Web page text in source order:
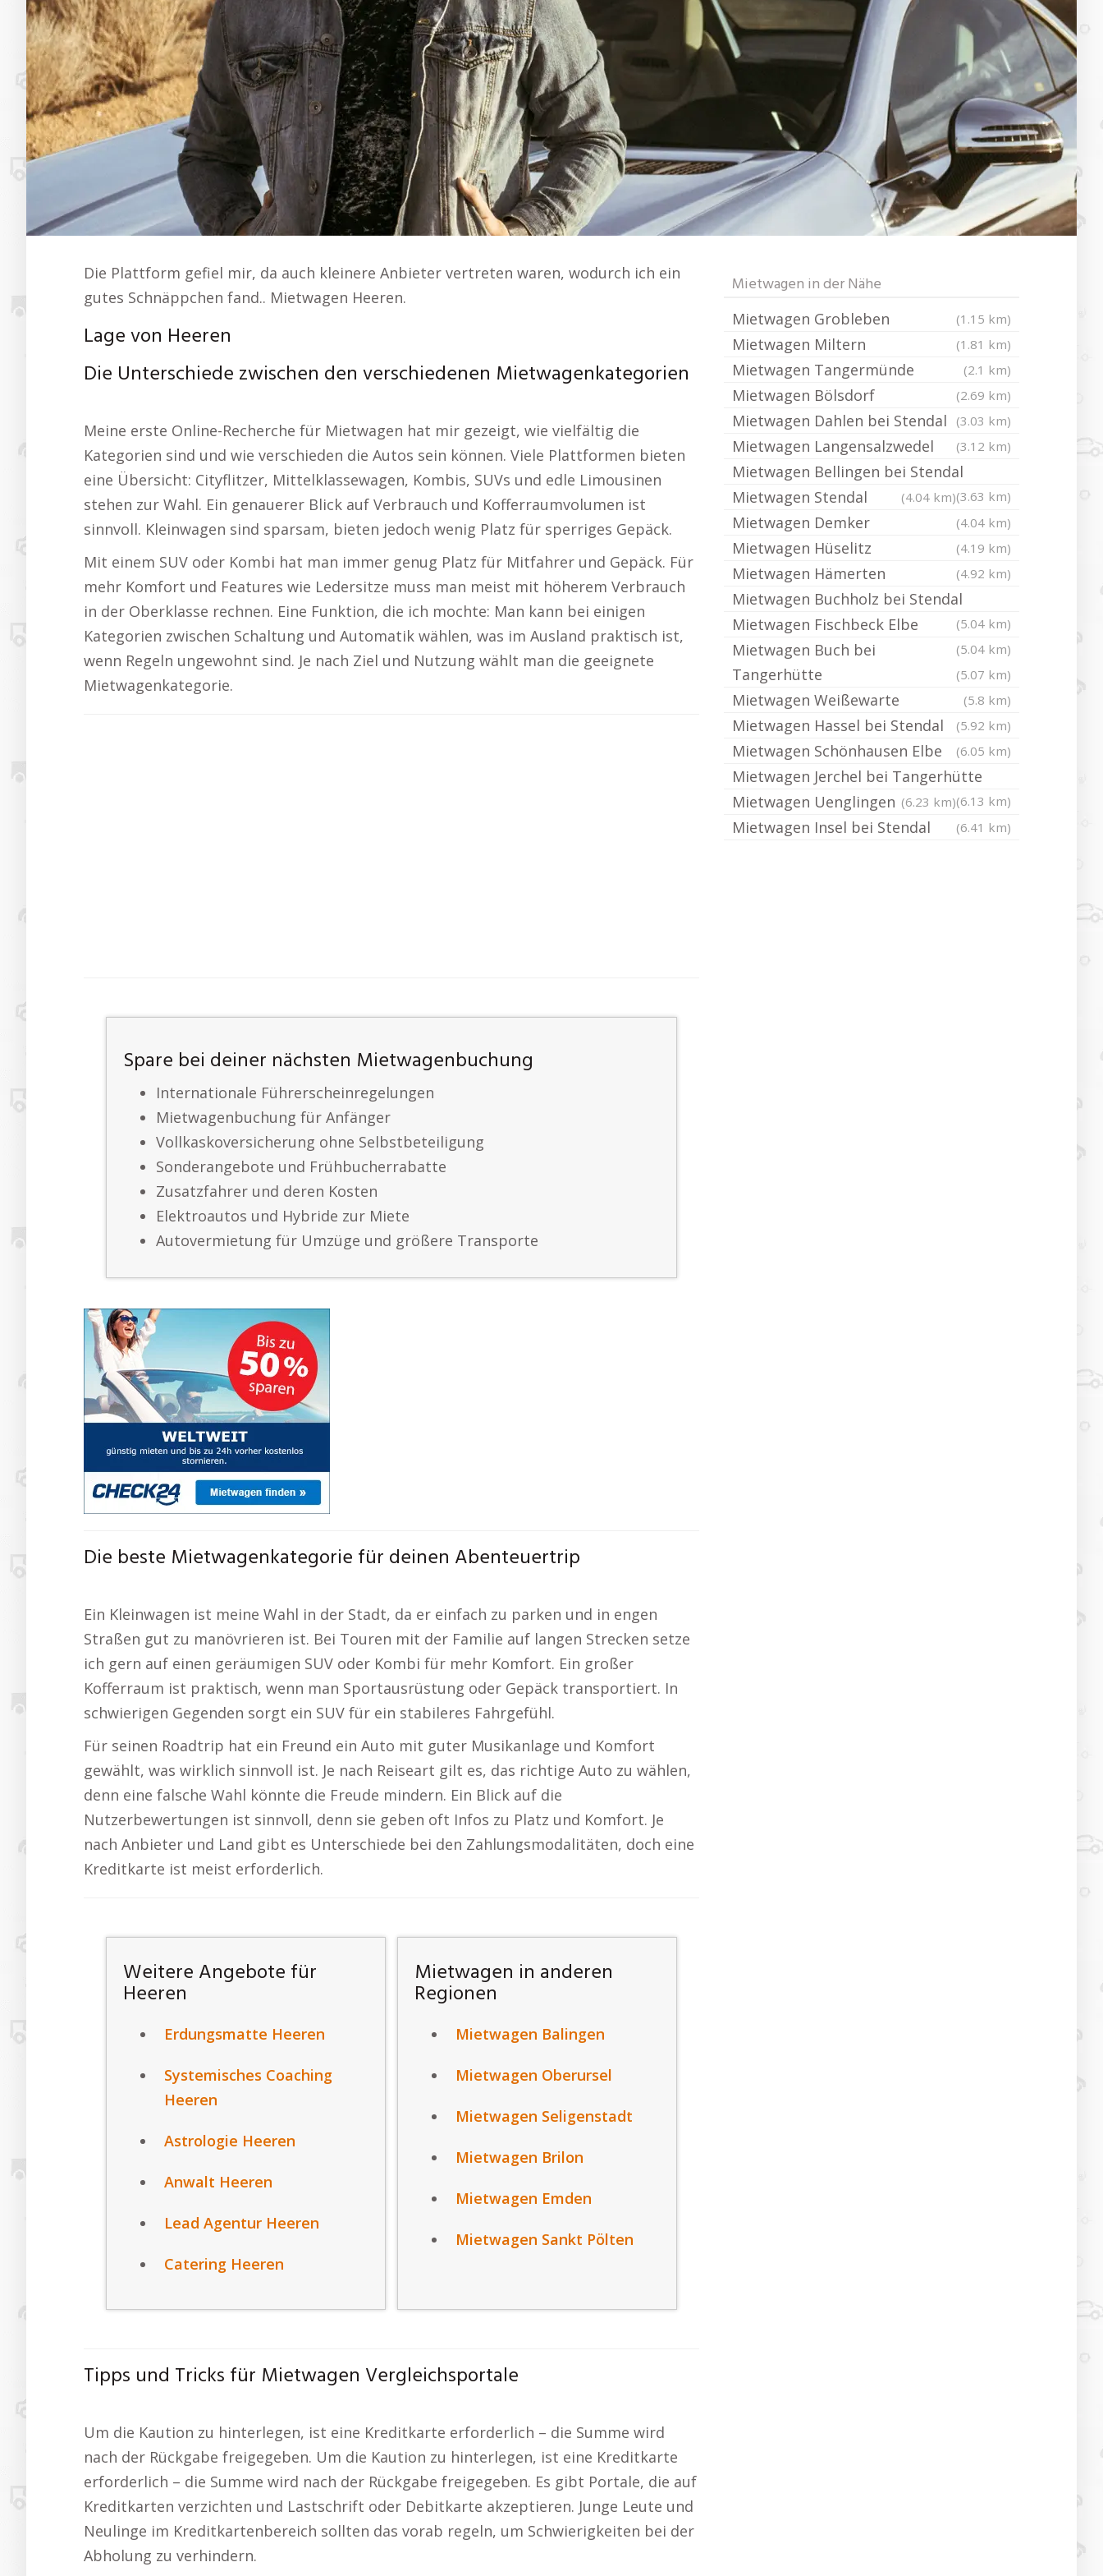
Die Plattform gefiel mir, da auch kleinere Anbieter vertreten waren, wodurch ich ein
gutes Schnäppchen fand.. Mietwagen Heeren.
Lage von Heeren
Die Unterschiede zwischen den verschiedenen Mietwagenkategorien
Meine erste Online-Recherche für Mietwagen hat mir gezeigt, wie vielfältig die
Kategorien sind und wie verschieden die Autos sein können. Viele Plattformen bieten
eine Übersicht: Cityflitzer, Mittelklassewagen, Kombis, SUVs und edle Limousinen
stehen zur Wahl. Ein genauerer Blick auf Verbrauch und Kofferraumvolumen ist
sinnvoll. Kleinwagen sind sparsam, bieten jedoch wenig Platz für sperriges Gepäck.
Mit einem SUV oder Kombi hat man immer genug Platz für Mitfahrer und Gepäck. Für
mehr Komfort und Features wie Ledersitze muss man meist mit höherem Verbrauch
in der Oberklasse rechnen. Eine Funktion, die ich mochte: Man kann bei einigen
Kategorien zwischen Schaltung und Automatik wählen, was im Ausland praktisch ist,
wenn Regeln ungewohnt sind. Je nach Ziel und Nutzung wählt man die geeignete
Mietwagenkategorie.
Spare bei deiner nächsten Mietwagenbuchung
Internationale Führerscheinregelungen
Mietwagenbuchung für Anfänger
Vollkaskoversicherung ohne Selbstbeteiligung
Sonderangebote und Frühbucherrabatte
Zusatzfahrer und deren Kosten
Elektroautos und Hybride zur Miete
Autovermietung für Umzüge und größere Transporte
Die beste Mietwagenkategorie für deinen Abenteuertrip
Ein Kleinwagen ist meine Wahl in der Stadt, da er einfach zu parken und in engen
Straßen gut zu manövrieren ist. Bei Touren mit der Familie auf langen Strecken setze
ich gern auf einen geräumigen SUV oder Kombi für mehr Komfort. Ein großer
Kofferraum ist praktisch, wenn man Sportausrüstung oder Gepäck transportiert. In
schwierigen Gegenden sorgt ein SUV für ein stabileres Fahrgefühl.
Für seinen Roadtrip hat ein Freund ein Auto mit guter Musikanlage und Komfort
gewählt, was wirklich sinnvoll ist. Je nach Reiseart gilt es, das richtige Auto zu wählen,
denn eine falsche Wahl könnte die Freude mindern. Ein Blick auf die
Nutzerbewertungen ist sinnvoll, denn sie geben oft Infos zu Platz und Komfort. Je
nach Anbieter und Land gibt es Unterschiede bei den Zahlungsmodalitäten, doch eine
Kreditkarte ist meist erforderlich.
Weitere Angebote für
Heeren
Erdungsmatte Heeren
Systemisches Coaching
Heeren
Astrologie Heeren
Anwalt Heeren
Lead Agentur Heeren
Catering Heeren
Mietwagen in anderen
Regionen
Mietwagen Balingen
Mietwagen Oberursel
Mietwagen Seligenstadt
Mietwagen Brilon
Mietwagen Emden
Mietwagen Sankt Pölten
Tipps und Tricks für Mietwagen Vergleichsportale
Um die Kaution zu hinterlegen, ist eine Kreditkarte erforderlich – die Summe wird
nach der Rückgabe freigegeben. Um die Kaution zu hinterlegen, ist eine Kreditkarte
erforderlich – die Summe wird nach der Rückgabe freigegeben. Es gibt Portale, die auf
Kreditkarten verzichten und Lastschrift oder Debitkarte akzeptieren. Junge Leute und
Neulinge im Kreditkartenbereich sollten das vorab regeln, um Schwierigkeiten bei der
Abholung zu verhindern.
Mietwagen in der Nähe
Mietwagen Grobleben (1.15 km)
Mietwagen Miltern (1.81 km)
Mietwagen Tangermünde (2.1 km)
Mietwagen Bölsdorf (2.69 km)
Mietwagen Dahlen bei Stendal (3.03 km)
Mietwagen Langensalzwedel (3.12 km)
Mietwagen Bellingen bei Stendal
(3.63 km)
Mietwagen Stendal (4.04 km)
Mietwagen Demker (4.04 km)
Mietwagen Hüselitz (4.19 km)
Mietwagen Hämerten (4.92 km)
Mietwagen Buchholz bei Stendal
(5.04 km)
Mietwagen Fischbeck Elbe
(5.04 km)
Mietwagen Buch bei
Tangerhütte
(5.07 km)
Mietwagen Weißewarte (5.8 km)
Mietwagen Hassel bei Stendal (5.92 km)
Mietwagen Schönhausen Elbe (6.05 km)
Mietwagen Jerchel bei Tangerhütte
(6.13 km)
Mietwagen Uenglingen (6.23 km)
Mietwagen Insel bei Stendal (6.41 km)